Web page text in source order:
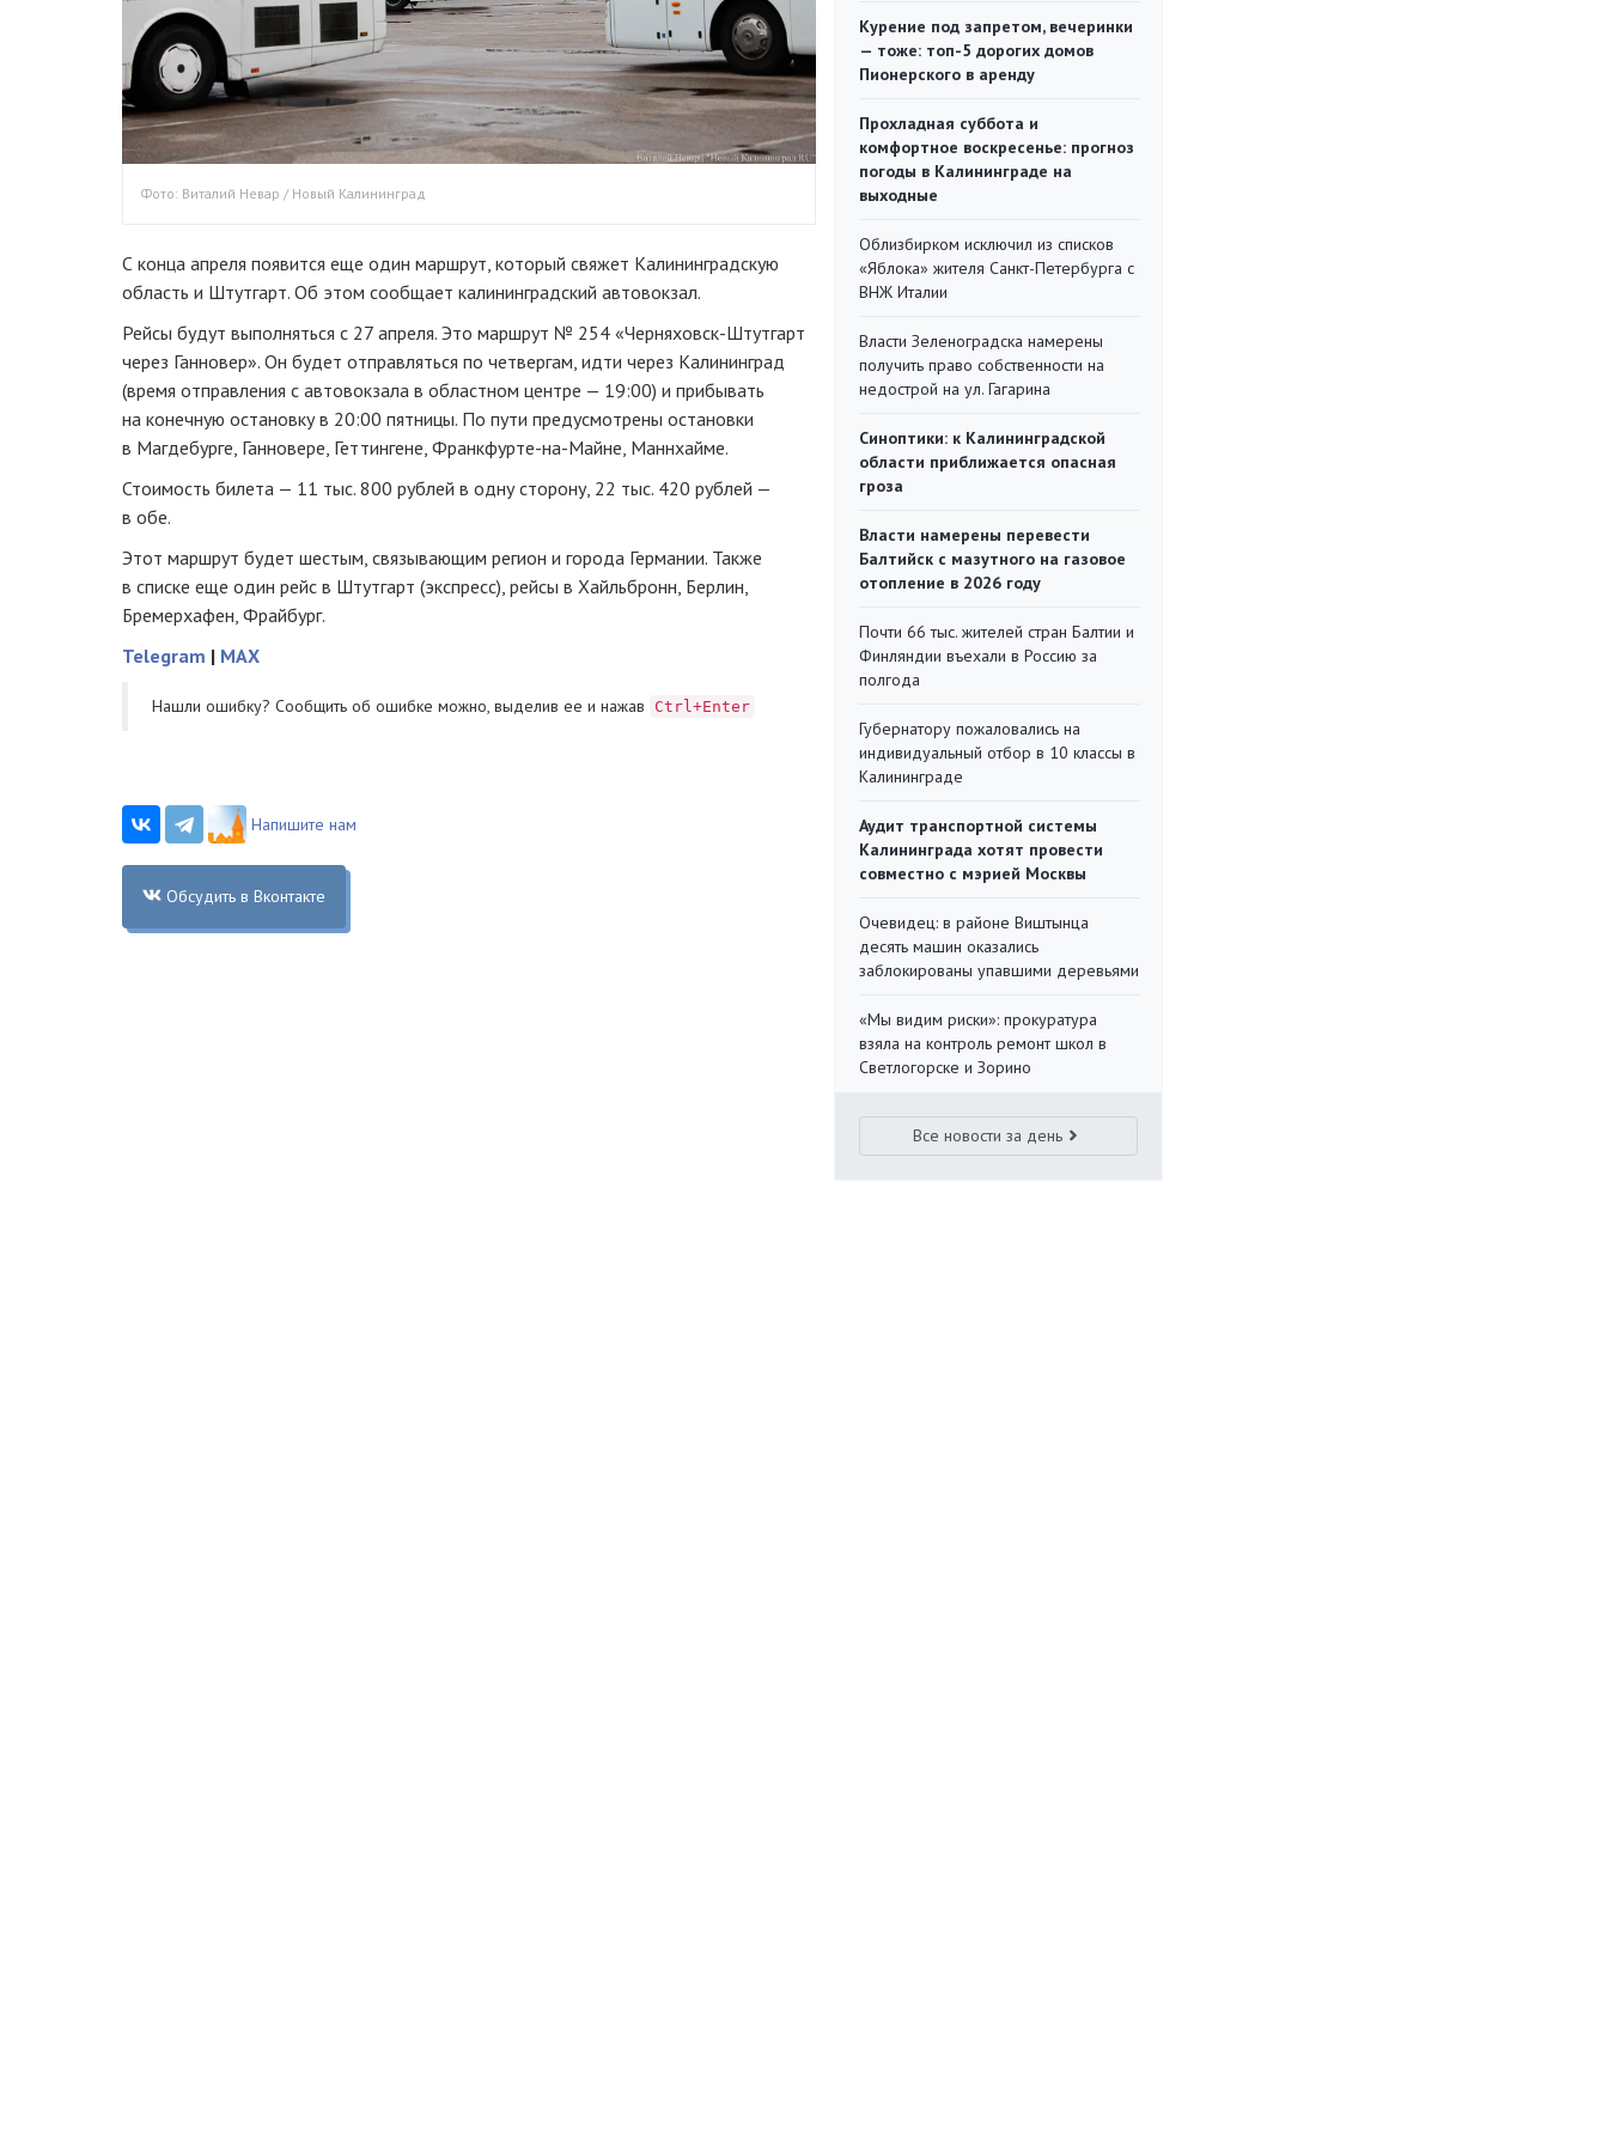
Фото: Виталий Невар / Новый Калининград
С конца апреля появится еще один маршрут, который свяжет Калининградскую
область и Штутгарт. Об этом сообщает калининградский автовокзал.
Рейсы будут выполняться с 27 апреля. Это маршрут № 254 «Черняховск-Штутгарт
через Ганновер». Он будет отправляться по четвергам, идти через Калининград
(время отправления с автовокзала в областном центре — 19:00) и прибывать
на конечную остановку в 20:00 пятницы. По пути предусмотрены остановки
в Магдебурге, Ганновере, Геттингене, Франкфурте-на-Майне, Маннхайме.
Стоимость билета — 11 тыс. 800 рублей в одну сторону, 22 тыс. 420 рублей —
в обе.
Этот маршрут будет шестым, связывающим регион и города Германии. Также
в списке еще один рейс в Штутгарт (экспресс), рейсы в Хайльбронн, Берлин,
Бремерхафен, Фрайбург.
Telegram | MAX
Нашли ошибку? Cообщить об ошибке можно, выделив ее и нажав Ctrl+Enter
Напишите нам
Обсудить в Вконтакте
Курение под запретом, вечеринки
— тоже: топ-5 дорогих домов
Пионерского в аренду
Прохладная суббота и
комфортное воскресенье: прогноз
погоды в Калининграде на
выходные
Облизбирком исключил из списков
«Яблока» жителя Санкт-Петербурга с
ВНЖ Италии
Власти Зеленоградска намерены
получить право собственности на
недострой на ул. Гагарина
Синоптики: к Калининградской
области приближается опасная
гроза
Власти намерены перевести
Балтийск с мазутного на газовое
отопление в 2026 году
Почти 66 тыс. жителей стран Балтии и
Финляндии въехали в Россию за
полгода
Губернатору пожаловались на
индивидуальный отбор в 10 классы в
Калининграде
Аудит транспортной системы
Калининграда хотят провести
совместно с мэрией Москвы
Очевидец: в районе Виштынца
десять машин оказались
заблокированы упавшими деревьями
«Мы видим риски»: прокуратура
взяла на контроль ремонт школ в
Светлогорске и Зорино
Все новости за день